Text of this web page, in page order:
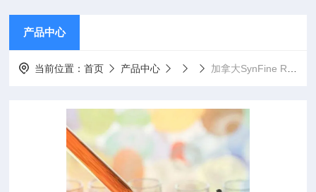
产品中心
当前位置：首页 产品中心 加拿大SynFine Research